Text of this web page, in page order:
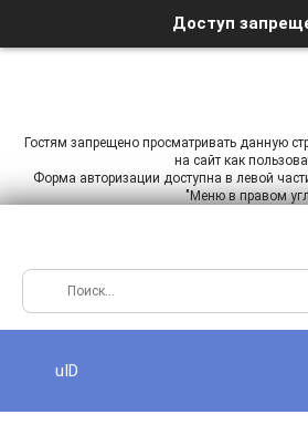
Доступ
Гостям запрещено просматривать данную
на сайт как
Форма авторизации доступна в левой
"Меню в правом
uID